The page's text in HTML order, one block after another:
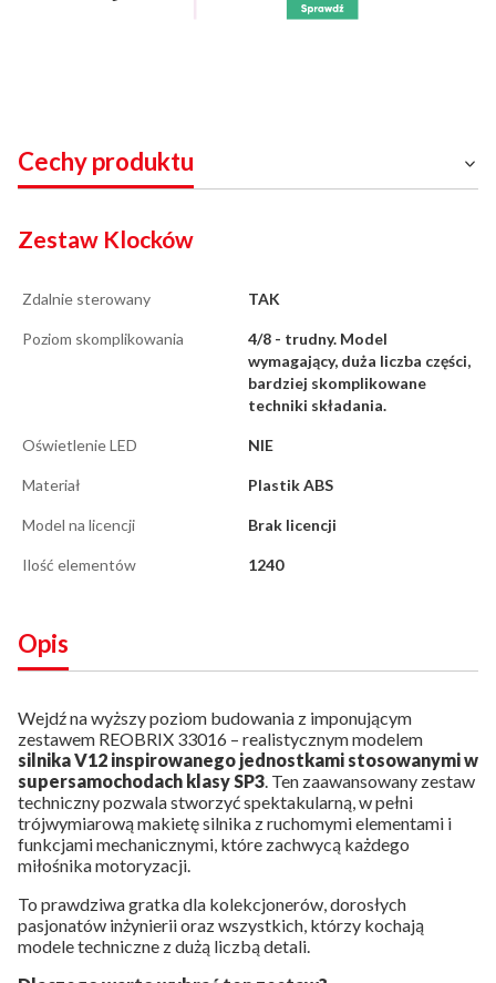
Cechy produktu
Zestaw Klocków
Zdalnie sterowany TAK
Poziom skomplikowania
4/8 - trudny. Model
wymagający, duża liczba części,
bardziej skomplikowane
techniki składania.
Oświetlenie LED NIE
Materiał Plastik ABS
Model na licencji Brak licencji
Ilość elementów 1240
Opis
Wejdź na wyższy poziom budowania z imponującym
zestawem REOBRIX 33016 – realistycznym modelem
silnika V12 inspirowanego jednostkami stosowanymi w
supersamochodach klasy SP3. Ten zaawansowany zestaw
techniczny pozwala stworzyć spektakularną, w pełni
trójwymiarową makietę silnika z ruchomymi elementami i
funkcjami mechanicznymi, które zachwycą każdego
miłośnika motoryzacji.
To prawdziwa gratka dla kolekcjonerów, dorosłych
pasjonatów inżynierii oraz wszystkich, którzy kochają
modele techniczne z dużą liczbą detali.